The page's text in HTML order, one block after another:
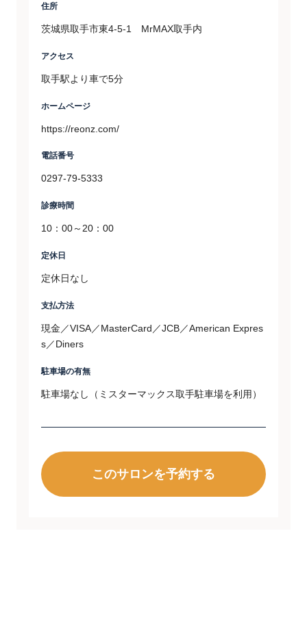
住所
茨城県取手市東4-5-1 MrMAX取手内
アクセス
取手駅より車で5分
ホームページ
https://reonz.com/
電話番号
0297-79-5333
診療時間
10：00～20：00
定休日
定休日なし
支払方法
現金／VISA／MasterCard／JCB／American Expres
s／Diners
駐車場の有無
駐車場なし（ミスターマックス取手駐車場を利用）
このサロンを予約する